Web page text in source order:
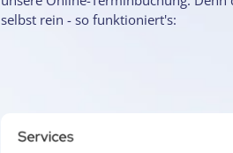
selbst rein - so funktioniert's: